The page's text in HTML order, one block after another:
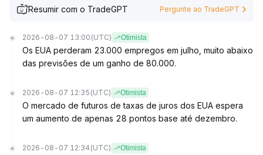
Resumir com o TradeGPT Pergunte ao TradeGPT
2026-08-07 13:00 (UTC) Otimista
Os EUA perderam 23.000 empregos em julho, muito abaixo
das previsões de um ganho de 80.000.
2026-08-07 12:35 (UTC) Otimista
O mercado de futuros de taxas de juros dos EUA espera
um aumento de apenas 28 pontos base até dezembro.
2026-08-07 12:34 (UTC) Otimista